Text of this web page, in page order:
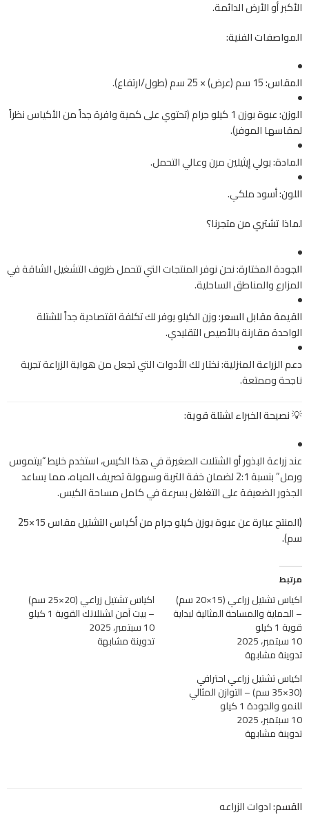
الأكبر أو الأرض الدائمة.
المواصفات الفنية:
المقاس:
الوزن:
عبوة بوزن 1 كيلو جرام (تحتوي على كمية وافرة جداً من الأكياس نظراً
لمقاسها الموفر).
المادة:بولي إيثيلين مرن وعالي التحمل.
اللون:أسود ملكي.
لماذا تشتري من متجرنا؟
الجودة المختارة:نحن نوفر المنتجات التي تتحمل ظروف التشغيل الشاقة في
المزارع والمناطق الساحلية.
القيمة مقابل السعر:وزن الكيلو يوفر لك تكلفة اقتصادية جداً للشتلة
الواحدة مقارنة بالأصيص التقليدي.
دعم الزراعة المنزلية:نختار لك الأدوات التي تجعل من هواية الزراعة تجربة
ناجحة وممتعة.
💡 نصيحة الخبراء لشتلة قوية:
عند زراعة البذور أو الشتلات الصغيرة في هذا الكيس، استخدم خليط “بيتموس
ورمل” بنسبة 2:1 لضمان خفة التربة وسهولة تصريف المياه، مما يساعد
الجذور الضعيفة على التغلغل بسرعة في كامل مساحة الكيس.
(المنتج عبارة عن عبوة بوزن كيلو جرام من أكياس التشتيل مقاس 15×25
سم).
مرتبط
اكياس تشتيل زراعي (15×20 سم)
– الحماية والمساحة المثالية لبداية
قوية 1 كيلو
10 سبتمبر، 2025
تدوينة مشابهة
اكياس تشتيل زراعي (20×25 سم)
– بيت آمن لشتلاتك القوية 1 كيلو
10 سبتمبر، 2025
تدوينة مشابهة
اكياس تشتيل زراعي احترافي
(30×35 سم) – التوازن المثالي
للنمو والجودة 1 كيلو
10 سبتمبر، 2025
تدوينة مشابهة
القسم:ادوات الزراعه